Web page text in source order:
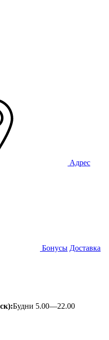
Адрес
Бонусы Доставка
Будни 5.00—22.00